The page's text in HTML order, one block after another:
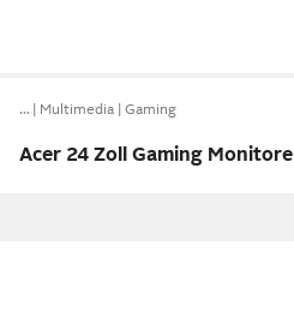
… Multimedia Gaming
Acer 24 Zoll Gaming Monitore